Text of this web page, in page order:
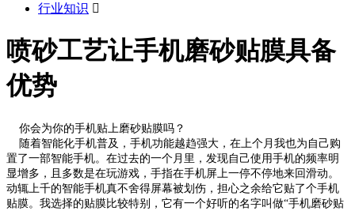
行业知识 
喷砂工艺让手机磨砂贴膜具备
优势
你会为你的手机贴上磨砂贴膜吗？
随着智能化手机普及，手机功能越趋强大，在上个月我也为自己购
置了一部智能手机。在过去的一个月里，发现自己使用手机的频率明
显增多，且多数是在玩游戏，手指在手机屏上一停不停地来回滑动。
动辄上千的智能手机真不舍得屏幕被划伤，担心之余给它贴了个手机
贴膜。我选择的贴膜比较特别，它有一个好听的名字叫做“手机磨砂贴